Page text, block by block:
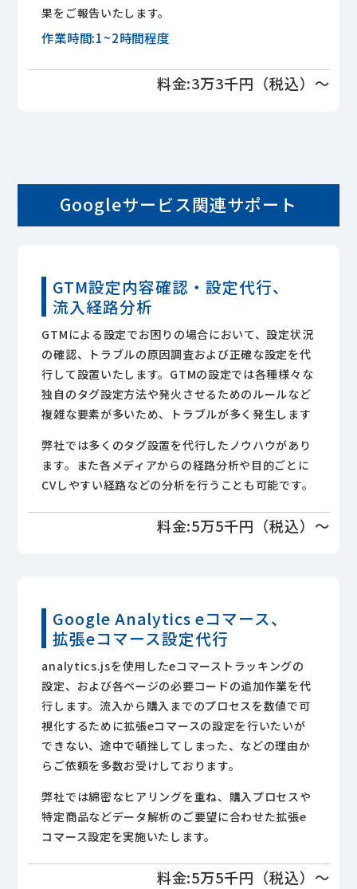
果をご報告いたします。
作業時間:1~2時間程度
料金:3万3千円（税込）～
Googleサービス関連サポート
GTM設定内容確認・設定代行、
流入経路分析
GTMによる設定でお困りの場合において、設定状況
の確認、トラブルの原因調査および正確な設定を代
行して設置いたします。GTMの設定では各種様々な
独自のタグ設定方法や発火させるためのルールなど
複雑な要素が多いため、トラブルが多く発生します
弊社では多くのタグ設置を代行したノウハウがあり
ます。また各メディアからの経路分析や目的ごとに
CVしやすい経路などの分析を行うことも可能です。
料金:5万5千円（税込）～
Google Analytics eコマース、
拡張eコマース設定代行
analytics.jsを使用したeコマーストラッキングの
設定、および各ページの必要コードの追加作業を代
行します。流入から購入までのプロセスを数値で可
視化するために拡張eコマースの設定を行いたいが
できない、途中で頓挫してしまった、などの理由か
らご依頼を多数お受けしております。
弊社では綿密なヒアリングを重ね、購入プロセスや
特定商品などデータ解析のご要望に合わせた拡張e
コマース設定を実施いたします。
料金:5万5千円（税込）～